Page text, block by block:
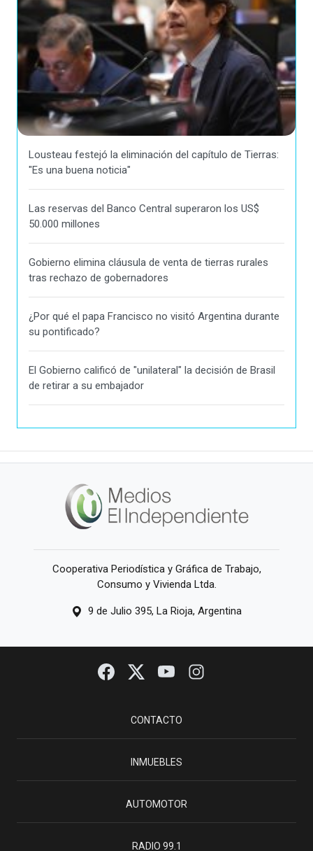
Lousteau festejó la eliminación del capítulo de Tierras:
"Es una buena noticia"
Las reservas del Banco Central superaron los US$
50.000 millones
Gobierno elimina cláusula de venta de tierras rurales
tras rechazo de gobernadores
¿Por qué el papa Francisco no visitó Argentina durante
su pontificado?
El Gobierno calificó de "unilateral" la decisión de Brasil
de retirar a su embajador
Cooperativa Periodística y Gráfica de Trabajo,
Consumo y Vivienda Ltda.
9 de Julio 395, La Rioja, Argentina
CONTACTO
INMUEBLES
AUTOMOTOR
RADIO 99.1